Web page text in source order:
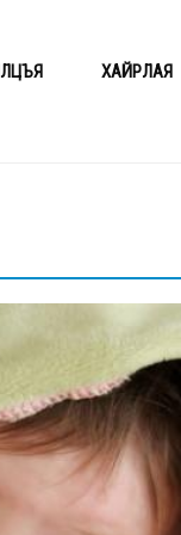
ХАЙРЛАЯ